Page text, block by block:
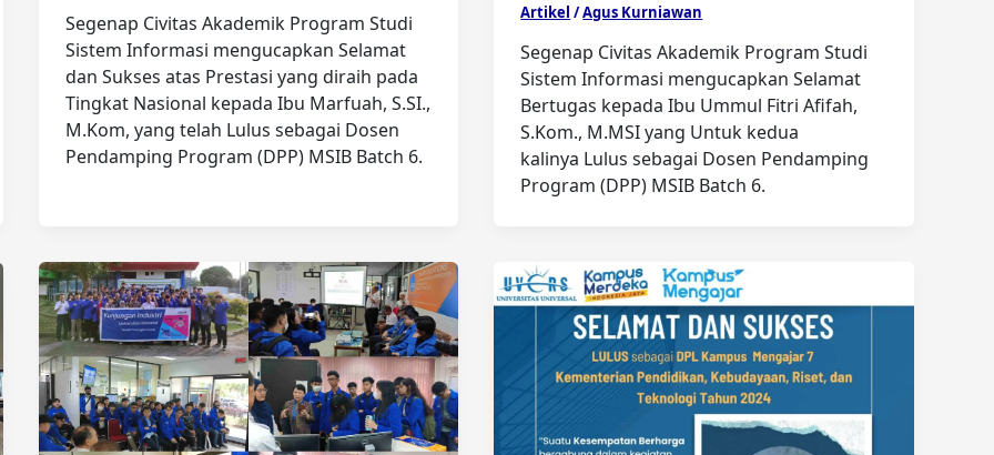
Segenap Civitas Akademik Program Studi
Sistem Informasi mengucapkan Selamat
dan Sukses atas Prestasi yang diraih pada
Tingkat Nasional kepada Ibu Marfuah, S.SI.,
M.Kom, yang telah Lulus sebagai Dosen
Pendamping Program (DPP) MSIB Batch 6.
Artikel /Agus Kurniawan
Segenap Civitas Akademik Program Studi
Sistem Informasi mengucapkan Selamat
Bertugas kepada Ibu Ummul Fitri Afifah,
S.Kom., M.MSI yang Untuk kedua
kalinya Lulus sebagai Dosen Pendamping
Program (DPP) MSIB Batch 6.